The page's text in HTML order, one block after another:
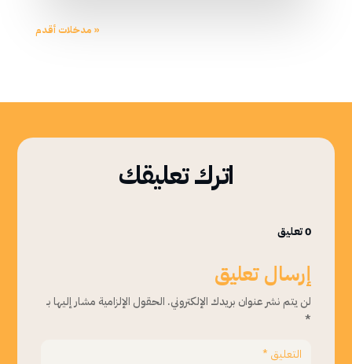
« مدخلات أقدم
اترك تعليقك
0 تعليق
إرسال تعليق
لن يتم نشر عنوان بريدك الإلكتروني. الحقول الإلزامية مشار إليها بـ
*